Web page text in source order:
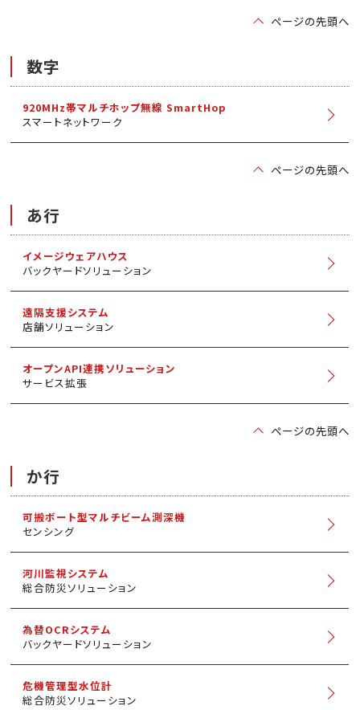
ページの先頭へ
数字
920MHz帯マルチホップ無線 SmartHop
スマートネットワーク
ページの先頭へ
あ行
イメージウェアハウス
バックヤードソリューション
遠隔支援システム
店舗ソリューション
オープンAPI連携ソリューション
サービス拡張
ページの先頭へ
か行
可搬ボート型マルチビーム測深機
センシング
河川監視システム
総合防災ソリューション
為替OCRシステム
バックヤードソリューション
危機管理型水位計
総合防災ソリューション